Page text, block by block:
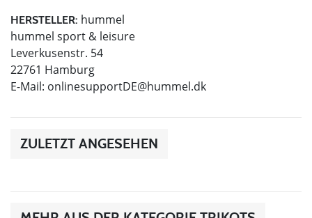
HERSTELLER: hummel
hummel sport & leisure
Leverkusenstr. 54
22761 Hamburg
E-Mail: onlinesupportDE@hummel.dk
ZULETZT ANGESEHEN